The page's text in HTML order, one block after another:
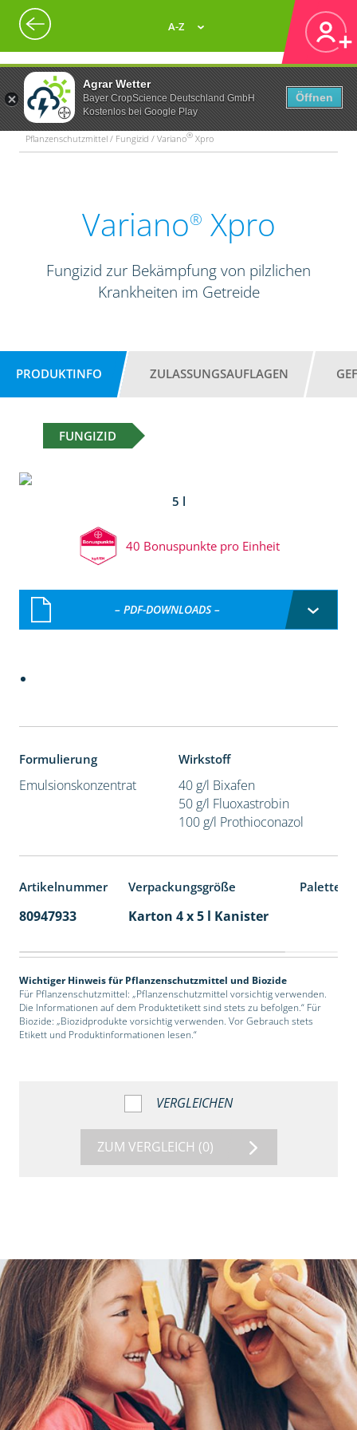
Agrar Wetter
Bayer CropScience Deutschland GmbH
Kostenlos bei Google Play
Öffnen
A-Z
Pflanzenschutzmittel / Fungizid / Variano® Xpro
Variano® Xpro
Fungizid zur Bekämpfung von pilzlichen
Krankheiten im Getreide
PRODUKTINFO ZULASSUNGSAUFLAGEN
FUNGIZID
5 l
40 Bonuspunkte pro Einheit
– PDF-DOWNLOADS –
Formulierung
Emulsionskonzentrat
Wirkstoff
40 g/l Bixafen
50 g/l Fluoxastrobin
100 g/l Prothioconazol
Artikelnummer Verpackungsgröße
80947933 Karton 4 x 5 l Kanister
Wichtiger Hinweis für Pflanzenschutzmittel und Biozide
Für Pflanzenschutzmittel: „Pflanzenschutzmittel vorsichtig verwenden.
Die Informationen auf dem Produktetikett sind stets zu befolgen.“ Für
Biozide: „Biozidprodukte vorsichtig verwenden. Vor Gebrauch stets
Etikett und Produktinformationen lesen.“
VERGLEICHEN
ZUM VERGLEICH (0)